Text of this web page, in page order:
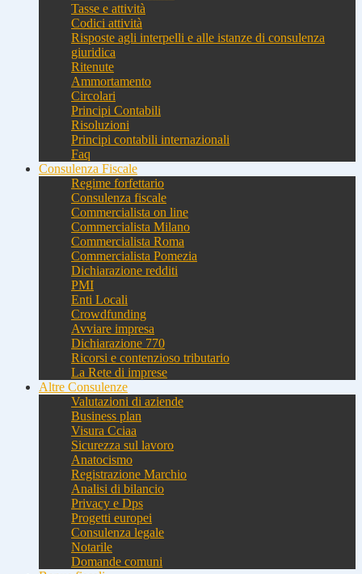
Tasse e attività
Codici attività
Risposte agli interpelli e alle istanze di consulenza
giuridica
Ritenute
Ammortamento
Circolari
Principi Contabili
Risoluzioni
Principi contabili internazionali
Faq
Consulenza Fiscale
Regime forfettario
Consulenza fiscale
Commercialista on line
Commercialista Milano
Commercialista Roma
Commercialista Pomezia
Dichiarazione redditi
PMI
Enti Locali
Crowdfunding
Avviare impresa
Dichiarazione 770
Ricorsi e contenzioso tributario
La Rete di imprese
Altre Consulenze
Valutazioni di aziende
Business plan
Visura Cciaa
Sicurezza sul lavoro
Anatocismo
Registrazione Marchio
Analisi di bilancio
Privacy e Dps
Progetti europei
Consulenza legale
Notarile
Domande comuni